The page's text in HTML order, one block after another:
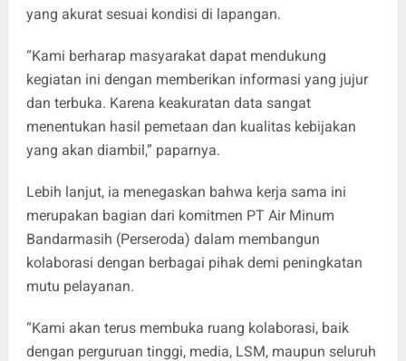
yang akurat sesuai kondisi di lapangan.
“Kami berharap masyarakat dapat mendukung
kegiatan ini dengan memberikan informasi yang jujur
dan terbuka. Karena keakuratan data sangat
menentukan hasil pemetaan dan kualitas kebijakan
yang akan diambil,” paparnya.
Lebih lanjut, ia menegaskan bahwa kerja sama ini
merupakan bagian dari komitmen PT Air Minum
Bandarmasih (Perseroda) dalam membangun
kolaborasi dengan berbagai pihak demi peningkatan
mutu pelayanan.
“Kami akan terus membuka ruang kolaborasi, baik
dengan perguruan tinggi, media, LSM, maupun seluruh